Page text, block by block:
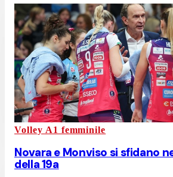
Volley A1 femminile
Novara e Monviso si sfidano
della 19a